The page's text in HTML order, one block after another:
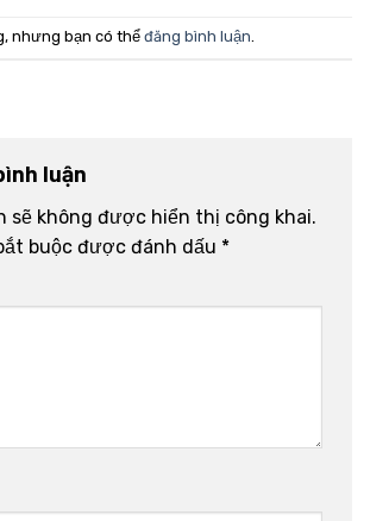
nhưng bạn có thể đăng bình luận.
luận
sẽ không được hiển thị công khai.
buộc được đánh dấu *